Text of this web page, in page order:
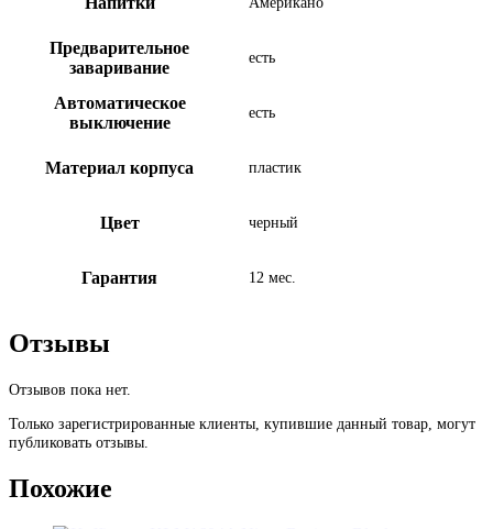
Предварительное
заваривание
есть
Автоматическое
выключение
есть
Материал корпуса пластик
Цвет черный
Гарантия 12 мес.
Отзывы
Отзывов пока нет.
Только зарегистрированные клиенты, купившие данный товар, могут
публиковать отзывы.
Похожие